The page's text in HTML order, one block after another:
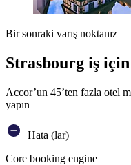
Bir sonraki varış noktanız
Strasbourg iş
Accor’un 45’ten fazla otel
yapın
Hata (lar)
Core booking engine